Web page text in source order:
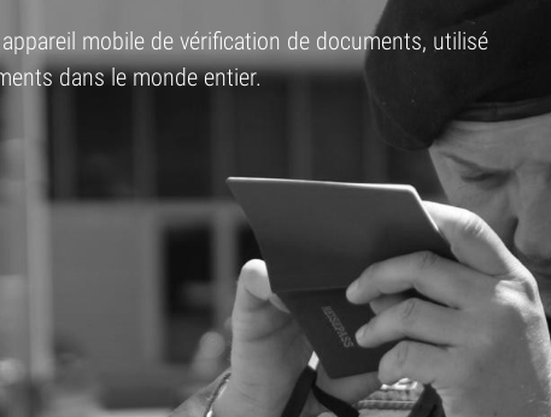
mobile de vérification de documents, utilisé
dans le monde entier.